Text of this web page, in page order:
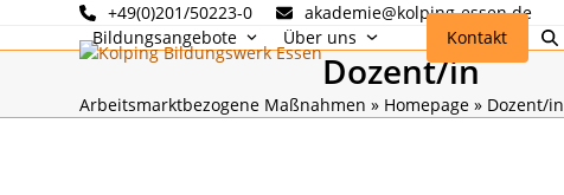
+49(0)201/50223-0
akademie@kolping-essen.de
Bildungsangebote
Über uns Kontakt
Dozent/in
Arbeitsmarktbezogene Maßnahmen » Homepage » Dozent/in